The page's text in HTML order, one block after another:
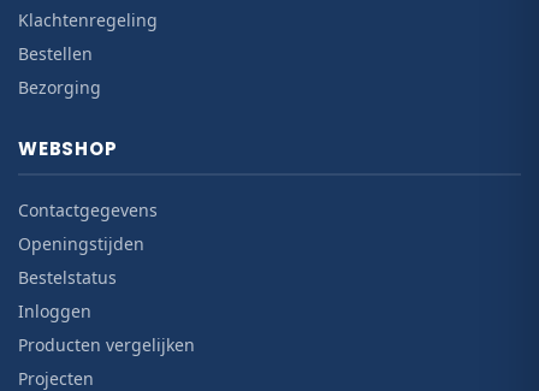
Klachtenregeling
Bestellen
Bezorging
WEBSHOP
Contactgegevens
Openingstijden
Bestelstatus
Inloggen
Producten vergelijken
Projecten